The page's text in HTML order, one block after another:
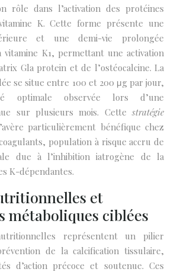
rôle dans l’activation des protéines
K. Cette forme présente une
et une demi-vie prolongée
vitamine K1, permettant une activation
Gla protein et de l’ostéocalcine. La
se situe entre 100 et 200 μg par jour,
optimale observée lors d’une
sur plusieurs mois. Cette stratégie
particulièrement bénéfique chez
population à risque accru de
due à l’inhibition iatrogène de la
K-dépendantes.
et
métaboliques ciblées
représentent un pilier
de la calcification tissulaire,
d’action précoce et soutenue. Ces